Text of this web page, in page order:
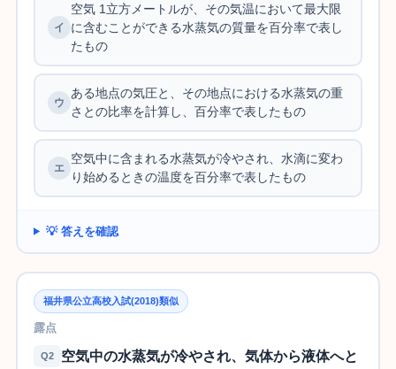
空気 1立方メートルが、その気温において最大限
に含むことができる水蒸気の質量を百分率で表し
たもの
ある地点の気圧と、その地点における水蒸気の重
さとの比率を計算し、百分率で表したもの
空気中に含まれる水蒸気が冷やされ、水滴に変わ
り始めるときの温度を百分率で表したもの
💡 答えを確認
福井県公立高校入試(2018)類似
露点
Q2
空気中の水蒸気が冷やされ、気体から液体へと